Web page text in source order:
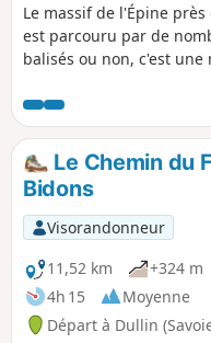
Le massif de l'Épine
est parcouru par de
balisés ou non, c'est
Celle-ci est vivante avec
économiques et
petit circuit qui permet
quelques uns de ses
Le Chemin du
Bidons
Visorandonneur
11,52 km
+324 m
4h 15
Moyenne
Départ à Dullin